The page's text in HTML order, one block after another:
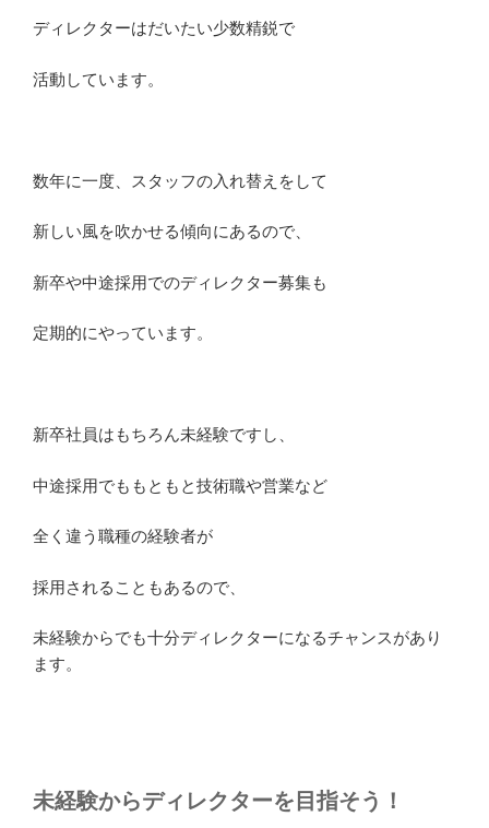
ディレクターはだいたい少数精鋭で
活動しています。
数年に一度、スタッフの入れ替えをして
新しい風を吹かせる傾向にあるので、
新卒や中途採用でのディレクター募集も
定期的にやっています。
新卒社員はもちろん未経験ですし、
中途採用でももともと技術職や営業など
全く違う職種の経験者が
採用されることもあるので、
未経験からでも十分ディレクターになるチャンスがあり
ます。
未経験からディレクターを目指そう！